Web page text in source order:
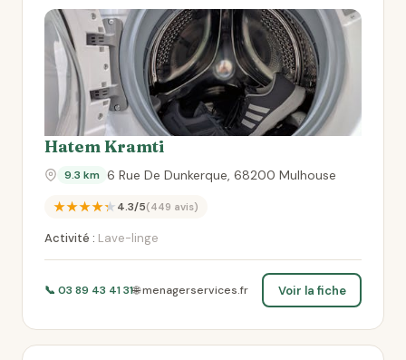
Hatem Kramti
9.3 km 6 Rue De Dunkerque, 68200 Mulhouse
★★★★★4.3/5(449 avis)
Activité : Lave-linge
📞 03 89 43 41 31🌐 menagerservices.fr Voir la fiche